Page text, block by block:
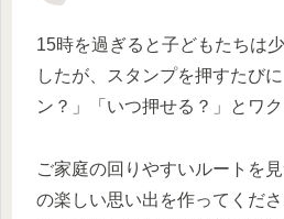
15時を過ぎると子どもたちは
したが、スタンプを押すたび
ン？」「いつ押せる？」とワ
ご家庭の回りやすいルートを
の楽しい思い出を作ってくだ